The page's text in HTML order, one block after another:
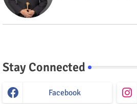
Stay Connected
Facebook